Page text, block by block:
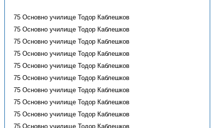
75 Основно училище Тодор Каблешков
75 Основно училище Тодор Каблешков
75 Основно училище Тодор Каблешков
75 Основно училище Тодор Каблешков
75 Основно училище Тодор Каблешков
75 Основно училище Тодор Каблешков
75 Основно училище Тодор Каблешков
75 Основно училище Тодор Каблешков
75 Основно училище Тодор Каблешков
75 Основно училище Тодор Каблешков